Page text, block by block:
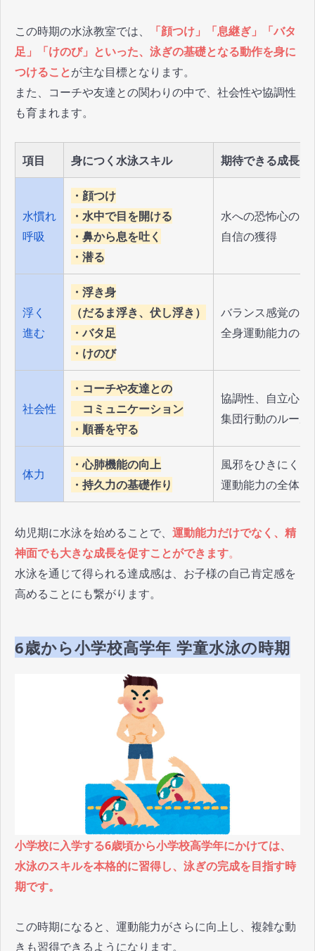
この時期の水泳教室では、
「顔つけ」「息継ぎ」「バタ
足」「けのび」といった、泳ぎの基礎となる動作を身に
つけることが主な目標となります。
また、コーチや友達との関わりの中で、社会性や協調性
も育まれます。
項目 身につく水泳スキル 期待できる成長
水慣れ
呼吸
・顔つけ
・水中で目を開ける
・鼻から息を吐く
・潜る
水への恐怖心の克
自信の獲得
浮く
進む
・浮き身
（だるま浮き、伏し浮き）
・バタ足
・けのび
バランス感覚の向
全身運動能力の発
社会性
・コーチや友達との
コミュニケーション
・順番を守る
協調性、自立心、
集団行動のルール
体力
・心肺機能の向上
・持久力の基礎作り
風邪をひきにくい
運動能力の全体的
幼児期に水泳を始めることで、 運動能力だけでなく、精
神面でも大きな成長を促すことができます。
水泳を通じて得られる達成感は、お子様の自己肯定感を
高めることにも繋がります。
6歳から小学校高学年 学童水泳の時期
小学校に入学する6歳頃から小学校高学年にかけては、
水泳のスキルを本格的に習得し、泳ぎの完成を目指す時
期です。
この時期になると、運動能力がさらに向上し、複雑な動
きも習得できるようになります。